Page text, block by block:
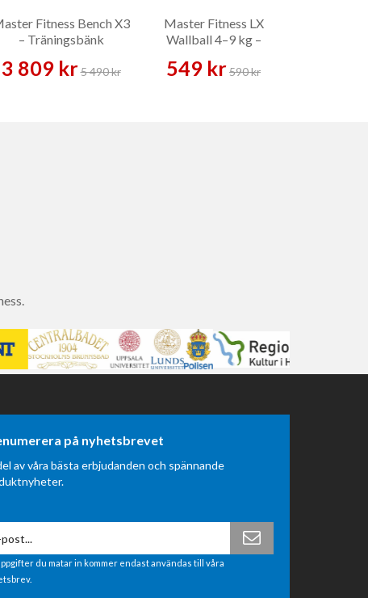
Fitness Bench X3
– Träningsbänk
3 809 kr5 490 kr
Master Fitness LX
Wallball 4–9 kg –
549 kr590 kr
på nyhetsbrevet
av våra bästa erbjudanden och spännande
du matar in kommer endast användas till våra